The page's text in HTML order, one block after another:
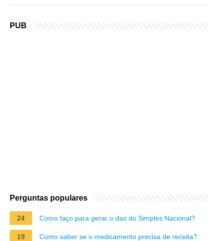
PUB
Perguntas populares
24 Como faço para gerar o das do Simples Nacional?
19 Como saber se o medicamento precisa de receita?